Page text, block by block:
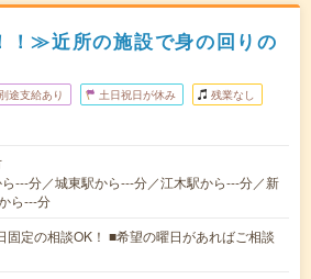
≫近所の施設で身の回りの
途支給あり 土日祝日が休み 残業なし
---分／城東駅から---分／江木駅から---分／新
ら---分
固定の相談OK！ ■希望の曜日があればご相談